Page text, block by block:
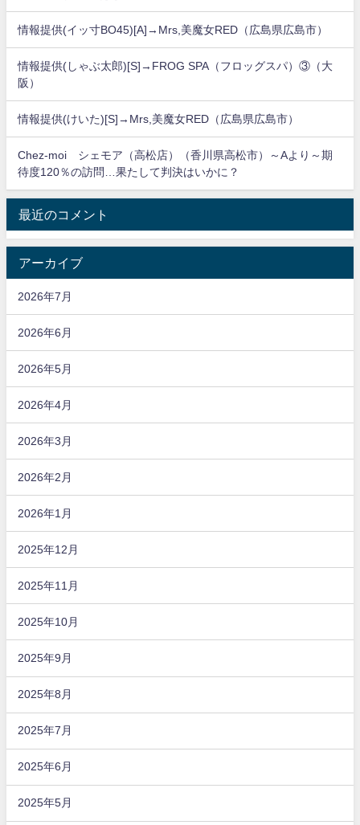
情報提供(イッ寸BO45)[A]→Mrs,美魔女RED（広島県広島市）
情報提供(しゃぶ太郎)[S]→FROG SPA（フロッグスパ）③（大
阪）
情報提供(けいた)[S]→Mrs,美魔女RED（広島県広島市）
Chez-moi シェモア（高松店）（香川県高松市）～Aより～期
待度120％の訪問…果たして判決はいかに？
最近のコメント
アーカイブ
2026年7月
2026年6月
2026年5月
2026年4月
2026年3月
2026年2月
2026年1月
2025年12月
2025年11月
2025年10月
2025年9月
2025年8月
2025年7月
2025年6月
2025年5月